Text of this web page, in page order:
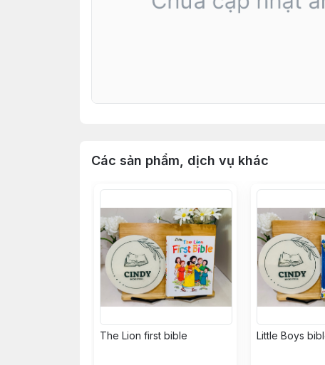
Các sản phẩm, dịch vụ khác
The Lion first bible Little Boys